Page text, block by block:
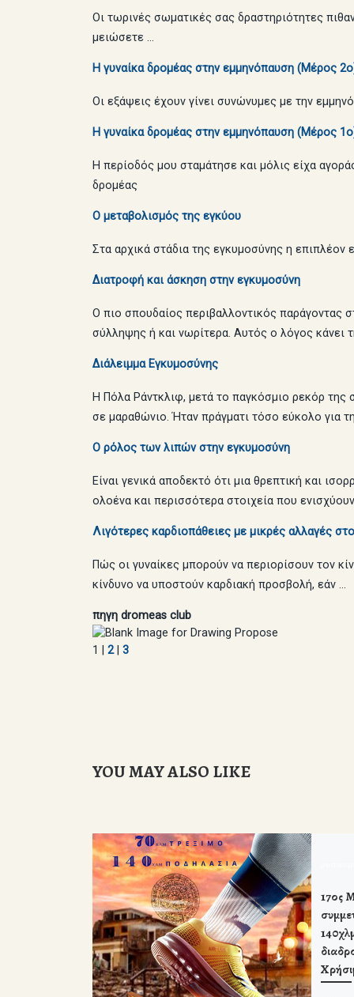
Οι τωρινές σωματικές σας δραστηριότητες
μειώσετε …
Η γυναίκα δρομέας στην εμμηνόπαυση (Mέρος
Οι εξάψεις έχουν γίνει συνώνυμες με την
Η γυναίκα δρομέας στην εμμηνόπαυση (Mέρος
Η περίοδός μου σταμάτησε και μόλις είχα
δρομέας
Ο μεταβολισμός της εγκύου
Στα αρχικά στάδια της εγκυμοσύνης η επιπλέον
Διατροφή και άσκηση στην εγκυμοσύνη
Ο πιο σπουδαίος περιβαλλοντικός παράγοντας
σύλληψης ή και νωρίτερα. Αυτός ο λόγος κάνει
Διάλειμμα Εγκυμοσύνης
Η Πόλα Ράντκλιφ, μετά το παγκόσμιο ρεκόρ της
σε μαραθώνιο. Ήταν πράγματι τόσο εύκολο για
Ο ρόλος των λιπών στην εγκυμοσύνη
Είναι γενικά αποδεκτό ότι μια θρεπτική και
ολοένα και περισσότερα στοιχεία που
Λιγότερες καρδιοπάθειες με μικρές αλλαγές
Πώς οι γυναίκες μπορούν να περιορίσουν τον
κίνδυνο να υποστούν καρδιακή προσβολή, εάν …
πηγη dromeas club
1 | 2| 3
YOU MAY ALSO LIKE
17ος